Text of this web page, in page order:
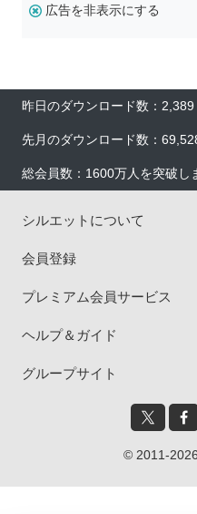
広告を非表示にする
昨日のダウンロード数：2,389
先月のダウンロード数：
総会員数：1600万人を突破し
シルエットについて
会員登録
プレミアム会員サービス
ヘルプ＆ガイド
グループサイト
© 2011-2026